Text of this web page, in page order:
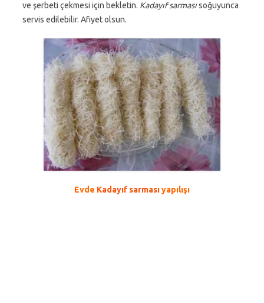
ve şerbeti çekmesi için bekletin. Kadayıf sarmasısoğuyunca
servis edilebilir. Afiyet olsun.
Evde Kadayıf sarmasıyapılışı